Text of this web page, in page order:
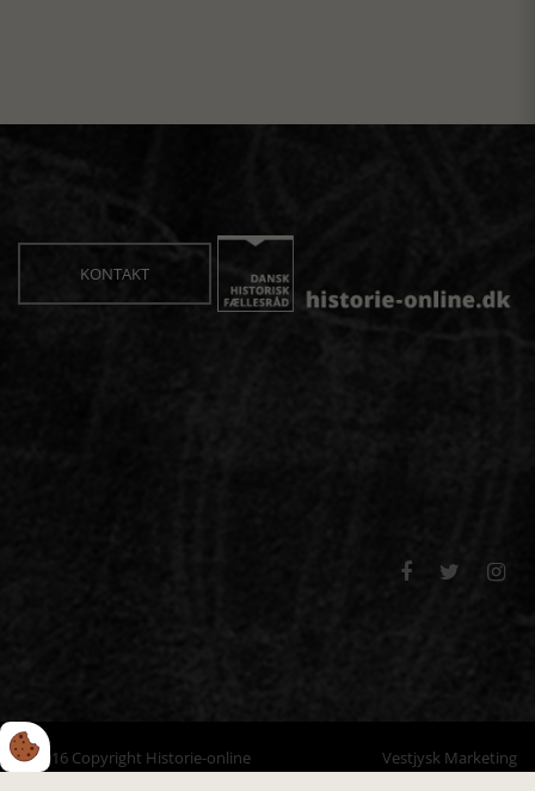
KONTAKT
  
© 2016 Copyright Historie-online Vestjysk Marketing